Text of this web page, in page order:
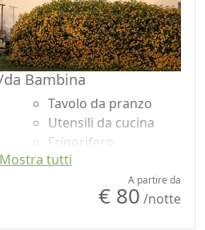
Bambina
Tavolo da pranzo
Utensili da cucina
Frigorifero
Zona pranzo
Barbecue
Mostra tutti
A partire da
€ 80 /notte